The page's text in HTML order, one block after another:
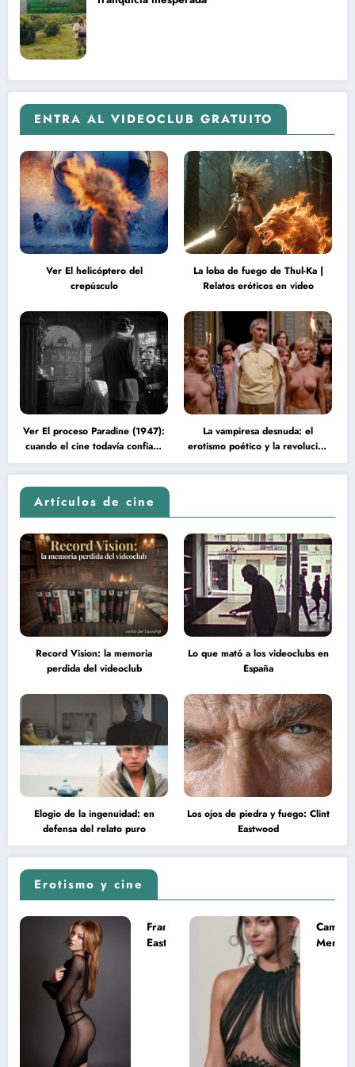
ENTRA AL VIDEOCLUB GRATUITO
Ver El helicóptero del
crepúsculo
La loba de fuego de Thul-Ka |
Relatos eróticos en video
Ver El proceso Paradine (1947):
cuando el cine todavía confiaba
en la inteligencia del espectador
La vampiresa desnuda: el
erotismo poético y la revolución
psicodélica de Jean Rollin
Artículos de cine
Record Vision: la memoria
perdida del videoclub
Lo que mató a los videoclubs en
España
Elogio de la ingenuidad: en
defensa del relato puro
Los ojos de piedra y fuego: Clint
Eastwood
Erotismo y cine
Francesca
Eastwood y
Camila
Mendes